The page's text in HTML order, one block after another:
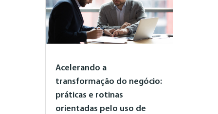
Acelerando a
transformação do negócio:
práticas e rotinas
orientadas pelo uso de